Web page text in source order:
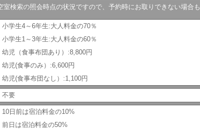
検索の照会時点の状況ですので、予約時にお取りできない場合も
小学生4～6年生:大人料金の70％
小学生1～3年生:大人料金の60％
幼児（食事布団あり）:8,800円
幼児(食事のみ）:6,600円
幼児(食事布団なし）:1,100円
不要
10日前は宿泊料金の10%
前日は宿泊料金の50%